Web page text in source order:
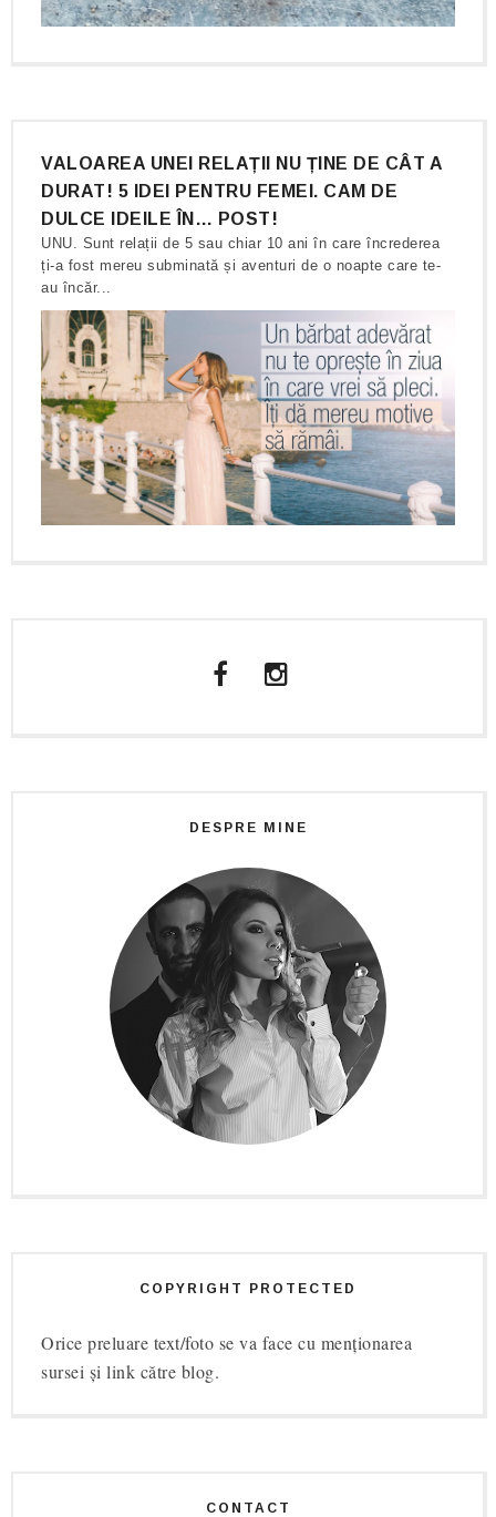
VALOAREA UNEI RELAȚII NU ȚINE DE CÂT A
DURAT! 5 IDEI PENTRU FEMEI. CAM DE
DULCE IDEILE ÎN… POST!
UNU. Sunt relații de 5 sau chiar 10 ani în care încrederea
ți-a fost mereu subminată și aventuri de o noapte care te-
au încăr...
DESPRE MINE
COPYRIGHT PROTECTED
Orice preluare text/foto se va face cu menționarea
sursei și link către blog.
CONTACT